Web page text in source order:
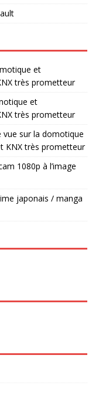
et
très prometteur
et
très prometteur
vue sur la domotique
KNX très prometteur
1080p à l’image
japonais / manga